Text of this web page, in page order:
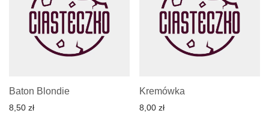
Baton Blondie
8,50 zł
Kremówka
8,00 zł